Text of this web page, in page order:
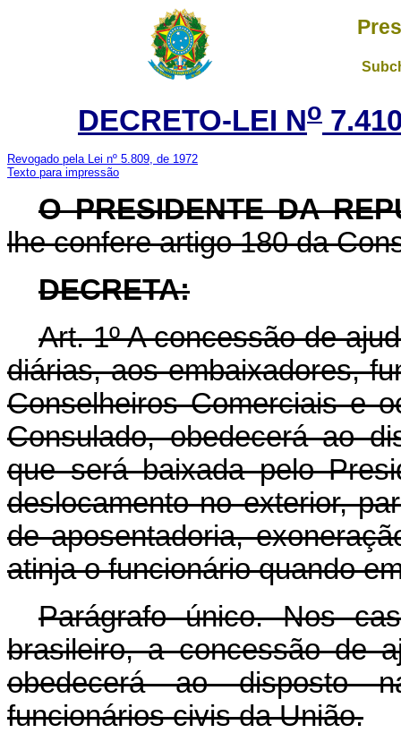
DECRETO-LEI No
Revogado pela Lei nº 5.809, de 1972
Texto para impressão
O PRESIDENTE DA
lhe confere artigo 180 da
DECRETA:
Art. 1º A concessão de
diárias, aos embaixadores,
Conselheiros Comerciais e
Consulado, obedecerá ao
que será baixada pelo
deslocamento no exterior,
de aposentadoria,
atinja o funcionário quando
Parágrafo único. Nos
brasileiro, a concessão de
obedecerá ao disposto
funcionários civis da União.